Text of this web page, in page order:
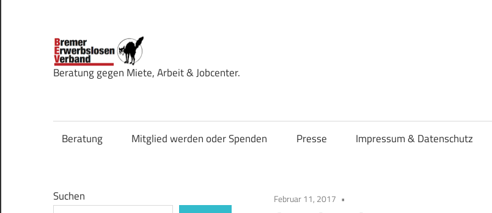
springen
Beratung gegen Miete, Arbeit & Jobcenter.
Beratung Mitglied werden oder Spenden Presse Impressum & Datenschutz
Februar 11, 2017
Suchen